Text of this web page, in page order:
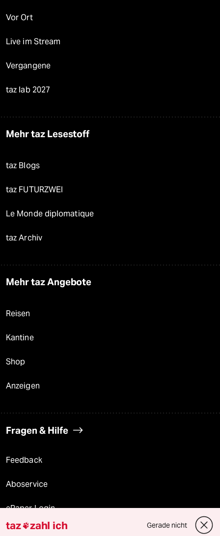
Vor Ort
Live im Stream
Vergangene
taz lab 2027
Mehr taz Lesestoff
taz Blogs
taz FUTURZWEI
Le Monde diplomatique
taz Archiv
Mehr taz Angebote
Reisen
Kantine
Shop
Anzeigen
Fragen & Hilfe
Feedback
Aboservice
ePaper Login
Downloads für Abonnierende
taz zahl ich Gerade nicht